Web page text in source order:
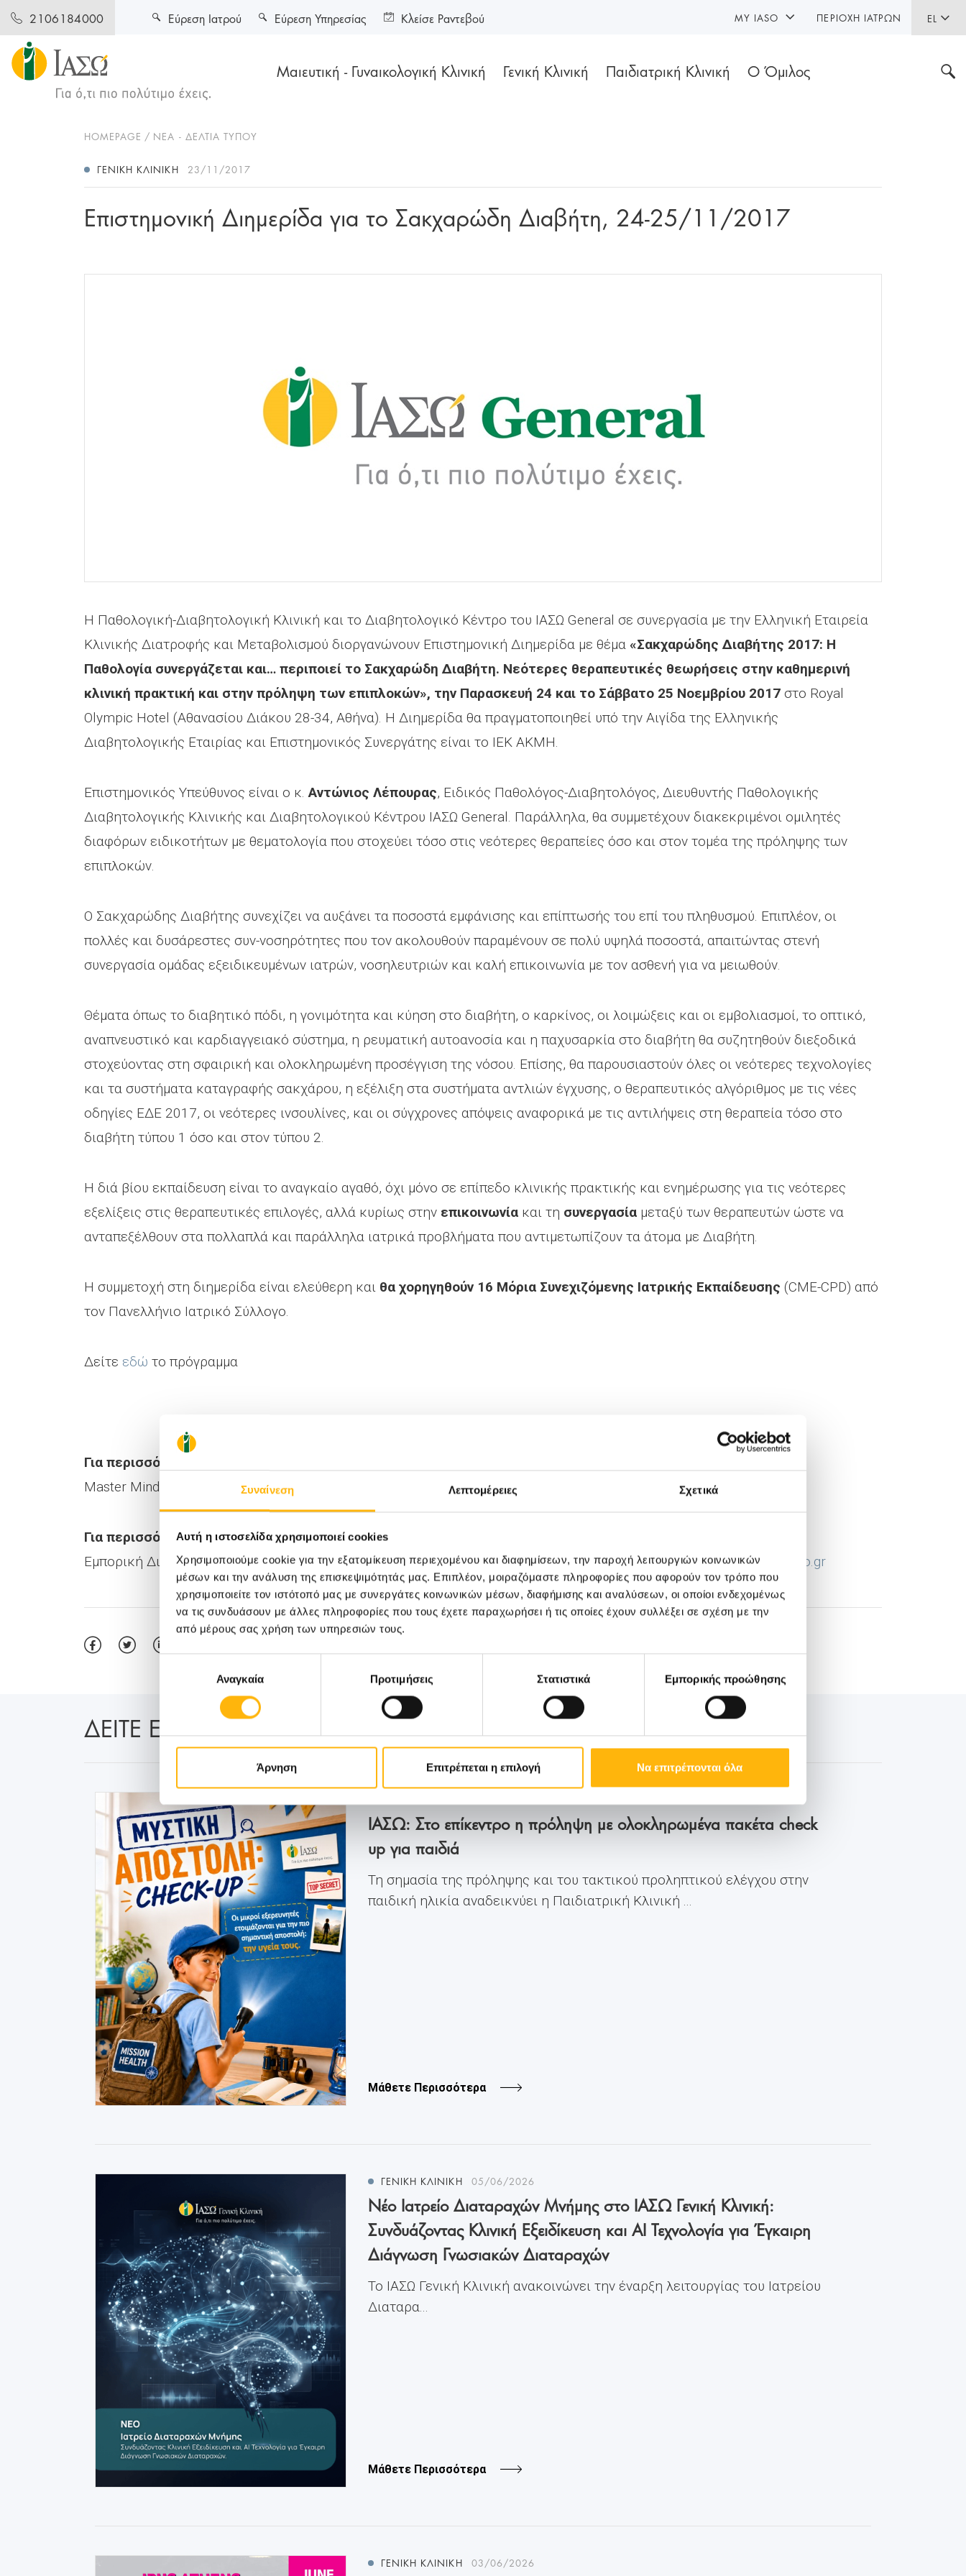
Συναίνεση Λεπτομέρειες Σχετικά
Αυτή η ιστοσελίδα χρησιμοποιεί cookies
Χρησιμοποιούμε cookie για την εξατομίκευση περιεχομένου και διαφημίσεων, την παροχή λειτουργιών κοινωνικών
μέσων και την ανάλυση της επισκεψιμότητάς μας. Επιπλέον, μοιραζόμαστε πληροφορίες που αφορούν τον τρόπο που
χρησιμοποιείτε τον ιστότοπό μας με συνεργάτες κοινωνικών μέσων, διαφήμισης και αναλύσεων, οι οποίοι ενδεχομένως
να τις συνδυάσουν με άλλες πληροφορίες που τους έχετε παραχωρήσει ή τις οποίες έχουν συλλέξει σε σχέση με την
από μέρους σας χρήση των υπηρεσιών τους.
συγκατάθεσηςΑναγκαία Προτιμήσεις Στατιστικά Εμπορικής προώθησης
Άρνηση Επιτρέπεται η επιλογή Να επιτρέπονται όλα
2106184000 EL
Μαιευτική - Γυναικολογική Κλινική Γενική Κλινική Παιδιατρική Κλινική Ο Όμιλος
Εύρεση Ιατρού Εύρεση Υπηρεσίας Κλείσε Ραντεβού MY IASO ΠΕΡΙΟΧΉ ΙΑΤΡΏΝ
HOMEPAGE ΝΕΑ - ΔΕΛΤΙΑ ΤΥΠΟΥ
ΓΕΝΙΚΉ ΚΛΙΝΙΚΉ 23/11/2017
Eπιστημονική Διημερίδα για το Σακχαρώδη Διαβήτη, 24-25/11/2017
H Παθολογική-Διαβητολογική Κλινική και το Διαβητολογικό Κέντρο του ΙΑΣΩ General σε συνεργασία με την Ελληνική Εταιρεία
Κλινικής Διατροφής και Μεταβολισμού διοργανώνουν Επιστημονική Διημερίδα με θέμα «Σακχαρώδης Διαβήτης 2017: Η
Παθολογία συνεργάζεται και… περιποιεί το Σακχαρώδη Διαβήτη. Νεότερες θεραπευτικές θεωρήσεις στην καθημερινή
κλινική πρακτική και στην πρόληψη των επιπλοκών», την Παρασκευή 24 και το Σάββατο 25 Νοεμβρίου 2017 στο Royal
Olympic Hotel (Αθανασίου Διάκου 28-34, Αθήνα). Η Διημερίδα θα πραγματοποιηθεί υπό την Αιγίδα της Ελληνικής
Διαβητολογικής Εταιρίας και Επιστημονικός Συνεργάτης είναι το ΙΕΚ ΑΚΜΗ.
Επιστημονικός Υπεύθυνος είναι ο κ.Αντώνιος Λέπουρας, Ειδικός Παθολόγος-Διαβητολόγος, Διευθυντής Παθολογικής
Διαβητολογικής Κλινικής και Διαβητολογικού Κέντρου ΙΑΣΩ General. Παράλληλα, θα συμμετέχουν διακεκριμένοι ομιλητές
διαφόρων ειδικοτήτων με θεματολογία που στοχεύει τόσο στις νεότερες θεραπείες όσο και στον τομέα της πρόληψης των
επιπλοκών.
Ο Σακχαρώδης Διαβήτης συνεχίζει να αυξάνει τα ποσοστά εμφάνισης και επίπτωσής του επί του πληθυσμού. Επιπλέον, οι
πολλές και δυσάρεστες συν-νοσηρότητες που τον ακολουθούν παραμένουν σε πολύ υψηλά ποσοστά, απαιτώντας στενή
συνεργασία ομάδας εξειδικευμένων ιατρών, νοσηλευτριών και καλή επικοινωνία με τον ασθενή για να μειωθούν.
Θέματα όπως το διαβητικό πόδι, η γονιμότητα και κύηση στο διαβήτη, ο καρκίνος, οι λοιμώξεις και οι εμβολιασμοί, το οπτικό,
αναπνευστικό και καρδιαγγειακό σύστημα, η ρευματική αυτοανοσία και η παχυσαρκία στο διαβήτη θα συζητηθούν διεξοδικά
στοχεύοντας στη σφαιρική και ολοκληρωμένη προσέγγιση της νόσου. Επίσης, θα παρουσιαστούν όλες οι νεότερες τεχνολογίες
και τα συστήματα καταγραφής σακχάρου, η εξέλιξη στα συστήματα αντλιών έγχυσης, ο θεραπευτικός αλγόριθμος με τις νέες
οδηγίες ΕΔΕ 2017, οι νεότερες ινσουλίνες, και οι σύγχρονες απόψεις αναφορικά με τις αντιλήψεις στη θεραπεία τόσο στο
διαβήτη τύπου 1 όσο και στον τύπου 2.
Η διά βίου εκπαίδευση είναι το αναγκαίο αγαθό, όχι μόνο σε επίπεδο κλινικής πρακτικής και ενημέρωσης για τις νεότερες
εξελίξεις στις θεραπευτικές επιλογές, αλλά κυρίως στην επικοινωνία και τη συνεργασία μεταξύ των θεραπευτών ώστε να
ανταπεξέλθουν στα πολλαπλά και παράλληλα ιατρικά προβλήματα που αντιμετωπίζουν τα άτομα με Διαβήτη.
Η συμμετοχή στη διημερίδα είναι ελεύθερη και θα χορηγηθούν 16 Μόρια Συνεχιζόμενης Ιατρικής Εκπαίδευσης (CME-CPD) από
τον Πανελλήνιο Ιατρικό Σύλλογο.
Δείτε εδώ το πρόγραμμα
Για περισσότερες πληροφορίες:
Master Mind (Γραμματεία Διημερίδας), τηλ. 210 6827405, 210 6839690-1, e-mail:
dpanakoulia@tmg.gr
Για περισσότερες δημοσιογραφικές πληροφορίες:
Εμπορική Διεύθυνση Ομίλου ΙΑΣΩ: Νάνσυ Χριστοπούλου, τηλ.: 210 6383917, 210 6502853, e-mail:nchristopoulou@iaso.gr
ΔΕΙΤΕ ΕΠΙΣΗΣ:
ΙΑΣΩ: Στο επίκεντρο η πρόληψη με ολοκληρωμένα πακέτα check
up για παιδιά
Τη σημασία της πρόληψης και του τακτικού προληπτικού ελέγχου στην
παιδική ηλικία αναδεικνύει η Παιδιατρική Κλινική ...
Μάθετε Περισσότερα
ΓΕΝΙΚΗ ΚΛΙΝΙΚΗ 05/06/2026
Νέο Ιατρείο Διαταραχών Μνήμης στο ΙΑΣΩ Γενική Κλινική:
Συνδυάζοντας Κλινική Εξειδίκευση και AI Τεχνολογία για Έγκαιρη
Διάγνωση Γνωσιακών Διαταραχών
Το ΙΑΣΩ Γενική Κλινική ανακοινώνει την έναρξη λειτουργίας του Ιατρείου
Διαταρα...
Μάθετε Περισσότερα
ΓΕΝΙΚΗ ΚΛΙΝΙΚΗ 03/06/2026